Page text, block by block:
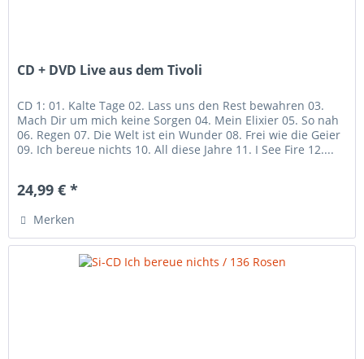
CD + DVD Live aus dem Tivoli
CD 1: 01. Kalte Tage 02. Lass uns den Rest bewahren 03.
Mach Dir um mich keine Sorgen 04. Mein Elixier 05. So nah
06. Regen 07. Die Welt ist ein Wunder 08. Frei wie die Geier
09. Ich bereue nichts 10. All diese Jahre 11. I See Fire 12....
24,99 € *
Merken